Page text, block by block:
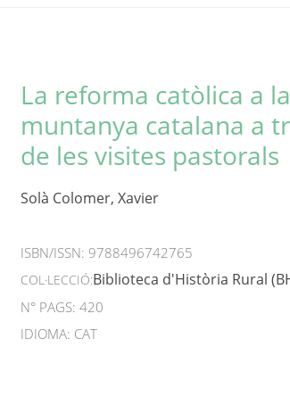
La reforma catòlica a la
muntanya catalana a
de les visites pastorals
Solà Colomer, Xavier
ISBN/ISSN: 9788496742765
COL·LECCIÓ:Biblioteca d'Història Rural
N° PAGS: 420
IDIOMA: CAT